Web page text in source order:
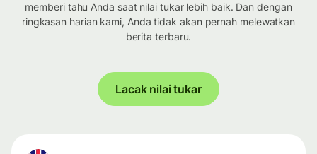
memberi tahu Anda saat nilai tukar lebih baik. Dan dengan
ringkasan harian kami, Anda tidak akan pernah melewatkan
berita terbaru.
Lacak nilai tukar